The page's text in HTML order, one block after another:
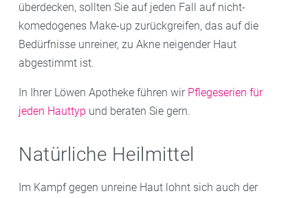
überdecken, sollten Sie auf jeden Fall auf nicht-
komedogenes Make-up zurückgreifen, das auf die
Bedürfnisse unreiner, zu Akne neigender Haut
abgestimmt ist.
In Ihrer Löwen Apotheke führen wir Pflegeserien für
jeden Hauttyp und beraten Sie gern.
Natürliche Heilmittel
Im Kampf gegen unreine Haut lohnt sich auch der